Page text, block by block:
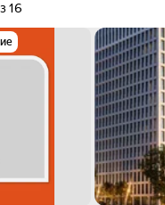
16